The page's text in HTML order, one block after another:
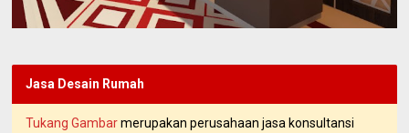
Jasa Desain Rumah
Tukang Gambarmerupakan perusahaan jasa konsultansi